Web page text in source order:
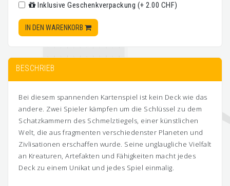
Inklusive Geschenkverpackung (+ 2.00 CHF)
IN DEN WARENKORB
BESCHRIEB
Bei diesem spannenden Kartenspiel ist kein Deck wie das
andere. Zwei Spieler kämpfen um die Schlüssel zu dem
Schatzkammern des Schmelztiegels, einer künstlichen
Welt, die aus fragmenten verschiedenster Planeten und
Zivlisationen erschaffen wurde. Seine unglaugliche Vielfalt
an Kreaturen, Artefakten und Fähigkeiten macht jedes
Deck zu einem Unikat und jedes Spiel einmalig.